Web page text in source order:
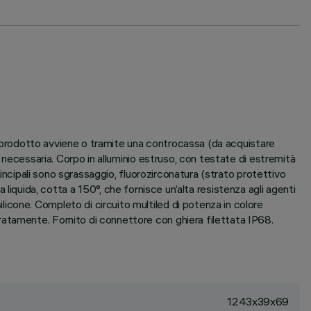
avviene o tramite una controcassa (da acquistare
Corpo in alluminio estruso, con testate di estremità
sono sgrassaggio, fluorozirconatura (strato protettivo
cotta a 150°, che fornisce un’alta resistenza agli agenti
Completo di circuito multiled di potenza in colore
Fornito di connettore con ghiera filettata IP68.
1243x39x69